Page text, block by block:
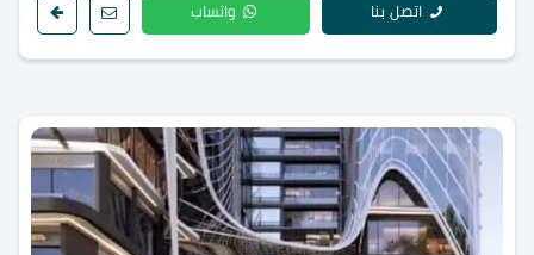
اتصل بنا واتساب